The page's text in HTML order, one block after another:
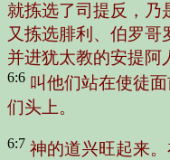
就拣选了司提反，乃
又拣选腓利、伯罗哥
并进犹太教的安提阿
6:6 叫他们站在使徒
们头上。
6:7 神的道兴旺起来